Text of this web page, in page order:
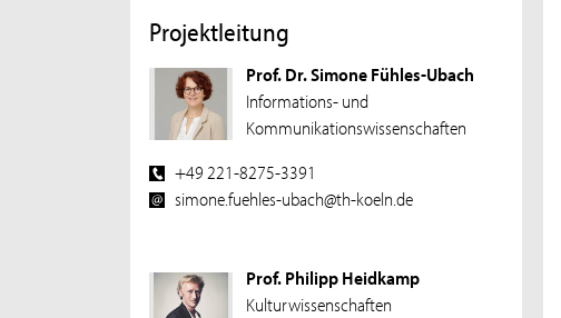
Projektleitung
Prof. Dr. Simone Fühles-Ubach
Informations- und
Kommunikationswissenschaften
+49 221-8275-3391
simone.fuehles-ubach@th-koeln.de
Prof. Philipp Heidkamp
Kulturwissenschaften